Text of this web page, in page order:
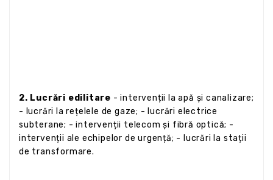
2. Lucrări edilitare - intervenții la apă și canalizare;
- lucrări la rețelele de gaze; - lucrări electrice
subterane; - intervenții telecom și fibră optică; -
intervenții ale echipelor de urgență; - lucrări la stații
de transformare.